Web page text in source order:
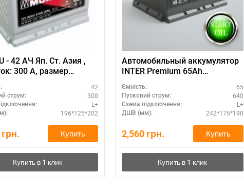
- 42 АЧ Яп. Ст. Азия ,
А, размер
42
струм: 300
L+
196*125*202
грн. Купить
Автомобильный аккумулятор
INTER Premium 65Ah
2024
Ємність: 65
Пусковий струм: 640
Схема підключення: L+
ДШВ (мм): 242*175*190
2,560 грн. Купить